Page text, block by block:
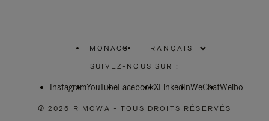
MONACO
SÉLECTIONNEZ
VOTRE
|
SUIVEZ-NOUS SUR :
InstagramYouTubeFacebookXLinkedInWeChatWeibo
© 2026 RIMOWA - TOUS DROITS RÉSERVÉS